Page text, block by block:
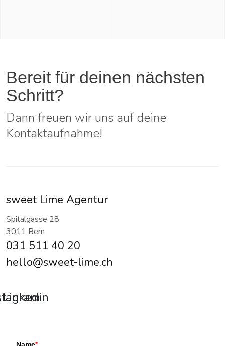
Bereit für deinen nächsten
Schritt?
Dann freuen wir uns auf deine
Kontaktaufnahme!
sweet Lime Agentur
Spitalgasse 28
3011 Bern
031 511 40 20
hello@sweet-lime.ch
Linkedin